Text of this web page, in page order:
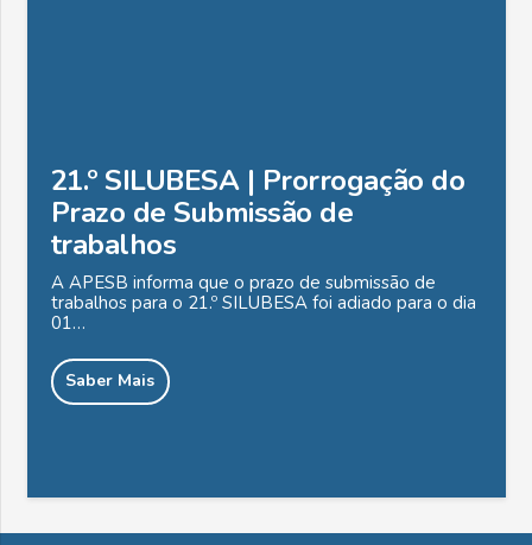
21.º SILUBESA | Prorrogação do
Prazo de Submissão de
trabalhos
A APESB informa que o prazo de submissão de
trabalhos para o 21.º SILUBESA foi adiado para o dia
01…
Saber Mais